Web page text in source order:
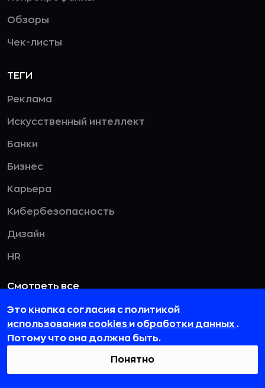
Обзоры
Чек-листы
ТЕГИ
Реклама
Искусственный интеллект
Банки
Бизнес
Карьера
Кибербезопасность
Дизайн
HR
Смотреть все
115432, г. Москва, вн. тер. г. муниципальный
округ Даниловский, пр-кт Андропова, д. 18, к. 3
Это кнопка согласия с политикой
использования cookies и обработки данных .
Потому что она должна быть.
Понятно